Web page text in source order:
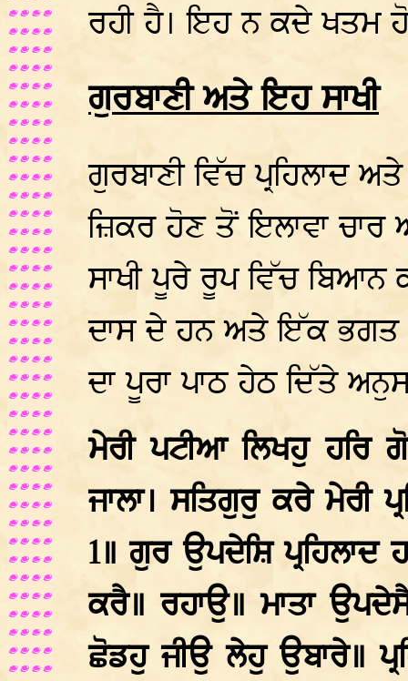
ਰਹੀ ਹੈ। ਇਹ ਨ ਕਦੇ ਖਤਮ
ਗੁਰਬਾਣੀ ਅਤੇ ਇਹ ਸਾਖੀ
ਗੁਰਬਾਣੀ ਵਿੱਚ ਪ੍ਰਹਿਲਾਦ
ਜ਼ਿਕਰ ਹੋਣ ਤੋਂ ਇਲਾਵਾ ਚਾਰ
ਸਾਖੀ ਪੂਰੇ ਰੂਪ ਵਿੱਚ
ਦਾਸ ਦੇ ਹਨ ਅਤੇ ਇੱਕ ਭਗਤ
ਦਾ ਪੂਰਾ ਪਾਠ ਹੇਠ ਦਿੱਤੇ
ਮੇਰੀ ਪਟੀਆ ਲਿਖਹੁ ਹਰਿ
ਜਾਲਾ। ਸਤਿਗੁਰੁ ਕਰੇ ਮੇਰੀ
1॥ ਗੁਰ ਉਪਦੇਸ਼ਿ
ਕਰੈ॥ ਰਹਾਉ॥ ਮਾਤਾ
ਛੋਡਹੁ ਜੀਉ ਲੇਹੁ ਉਬਾਰੇ॥